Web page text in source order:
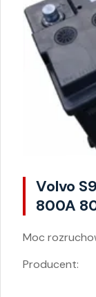
Volvo
800A
Moc
Producent: